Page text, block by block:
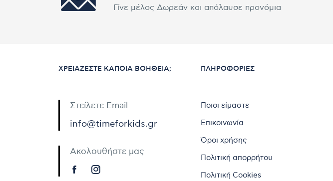
Γίνε μέλος Δωρεάν και απόλαυσε προνόμια
ΧΡΕΙΆΖΕΣΤΕ ΚΆΠΟΙΑ ΒΟΉΘΕΙΑ;
Στείλετε Email
info@timeforkids.gr
Ακολουθήστε μας
ΠΛΗΡΟΦΟΡΊΕΣ
Ποιοι είμαστε
Επικοινωνία
Όροι χρήσης
Πολιτική απορρήτου
Πολιτική Cookies